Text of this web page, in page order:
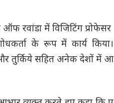
रवांडा में विजिटिंग प्रोफेसर
के रूप में कार्य किया।
और तुर्किये सहित अनेक देशों में आ